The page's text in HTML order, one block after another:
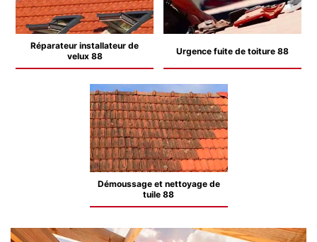
Réparateur installateur de
velux 88
Urgence fuite de toiture 88
Démoussage et nettoyage de
tuile 88